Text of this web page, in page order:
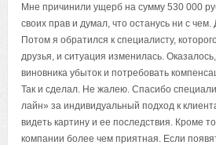
Мне причинили ущерб на сумму 530 000
своих прав и думал, что останусь ни с чем.
Потом я обратился к специалисту,
друзья, и ситуация изменилась.
виновника убыток и потребовать
Так и сделал. Не жалею. Спасибо
лайн» за индивидуальный подход к
видеть картину и ее последствия. Кроме
компании более чем приятная. Если